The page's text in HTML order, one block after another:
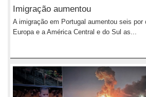
Imigração aumentou
A imigração em Portugal aumentou seis
Europa e a América Central e do Sul as...